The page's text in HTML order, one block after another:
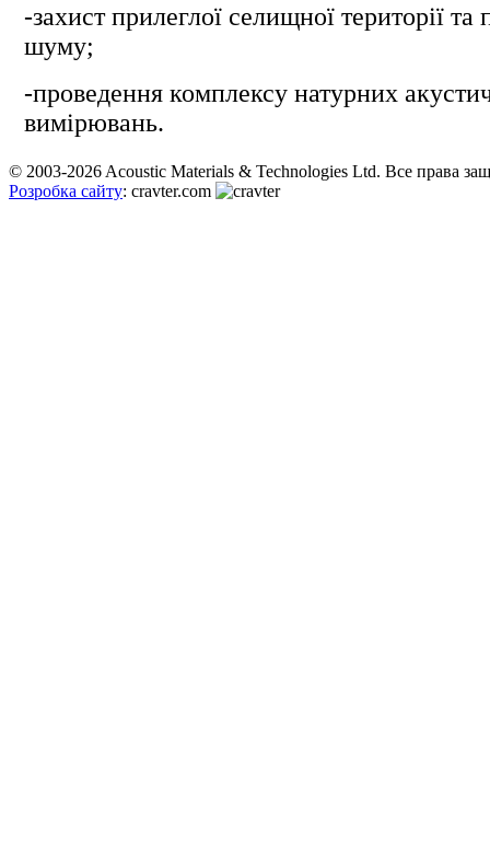
-захист прилеглої селищної території та
шуму;
-проведення комплексу натурних
вимірювань.
© 2003-2026 Acoustic Materials & Technologies Ltd. Все права
Розробка сайту: cravter.com